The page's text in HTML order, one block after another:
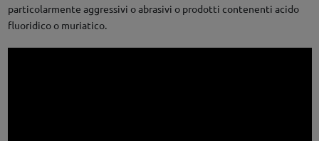
particolarmente aggressivi o abrasivi o prodotti contenenti acido
fluoridico o muriatico.